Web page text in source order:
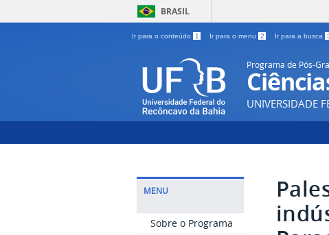
BRASIL
Ir para o conteúdo 1 Ir para o menu 2 Ir para a busca
Programa de Pós-
UNIVERSIDADE
MENU
Sobre o Programa